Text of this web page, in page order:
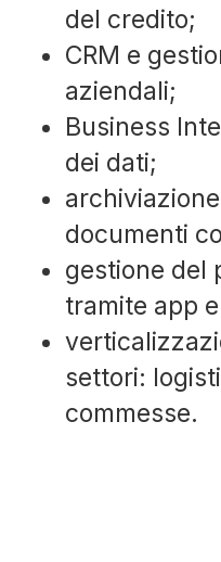
del credito;
CRM e
aziendali;
Business
dei dati;
documenti
gestione del
tramite app
settori:
commesse.